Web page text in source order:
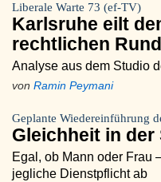
Liberale Warte 73 (ef-TV)
Karlsruhe eilt
rechtlichen
Analyse aus dem Studio
von Ramin Peymani
Geplante Wiedereinführung
Gleichheit in der
Egal, ob Mann oder Frau
jegliche Dienstpflicht ab